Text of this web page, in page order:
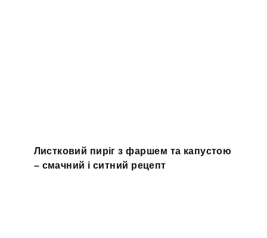
Листковий пиріг з фаршем та капустою
– смачний і ситний рецепт